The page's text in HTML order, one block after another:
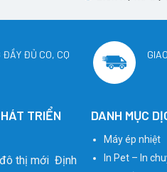
ĐẦY ĐỦ CO, CQ
TRIỂN
thị mới Định
DANH MỤC
Máy ép nhiệt
In Pet – In